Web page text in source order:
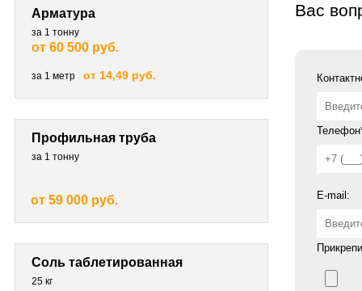
Арматура
за 1 тонну
от 60 500 руб.
за 1 метр от 14,49 руб.
Профильная труба
за 1 тонну
от 59 000 руб.
Соль таблетированная
25 кг
Вас
E-mail: